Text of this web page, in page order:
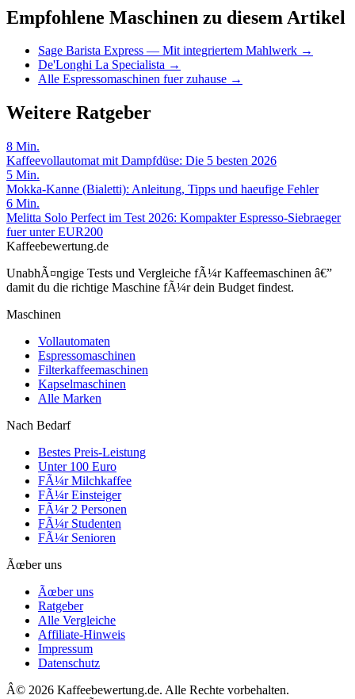
Empfohlene Maschinen zu diesem Artikel
Sage Barista Express — Mit integriertem Mahlwerk →
De'Longhi La Specialista →
Alle Espressomaschinen fuer zuhause →
Weitere Ratgeber
8 Min.
Kaffeevollautomat mit Dampfdüse: Die 5 besten 2026
5 Min.
Mokka-Kanne (Bialetti): Anleitung, Tipps und haeufige Fehler
6 Min.
Melitta Solo Perfect im Test 2026: Kompakter Espresso-Siebraeger
fuer unter EUR200
Kaffeebewertung.de
UnabhÃ¤ngige Tests und Vergleiche fÃ¼r Kaffeemaschinen â€”
damit du die richtige Maschine fÃ¼r dein Budget findest.
Maschinen
Vollautomaten
Espressomaschinen
Filterkaffeemaschinen
Kapselmaschinen
Alle Marken
Nach Bedarf
Bestes Preis-Leistung
Unter 100 Euro
FÃ¼r Milchkaffee
FÃ¼r Einsteiger
FÃ¼r 2 Personen
FÃ¼r Studenten
FÃ¼r Senioren
Ãœber uns
Ãœber uns
Ratgeber
Alle Vergleiche
Affiliate-Hinweis
Impressum
Datenschutz
Â© 2026 Kaffeebewertung.de. Alle Rechte vorbehalten.